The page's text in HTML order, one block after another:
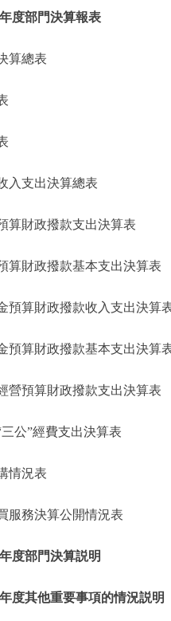
務
務
網上接訴即辦
查
況
京
度部門決算報表
總表
支出決算總表
財政撥款支出決算表
財政撥款基本支出決算表
算財政撥款收入支出決算
算財政撥款基本支出決算
預算財政撥款支出決算表
”經費支出決算表
況表
務決算公開情況表
度部門決算説明
其他重要事項的情況説明